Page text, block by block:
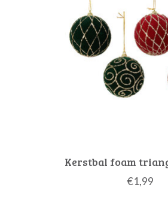
Kerstbal foam
€1,99